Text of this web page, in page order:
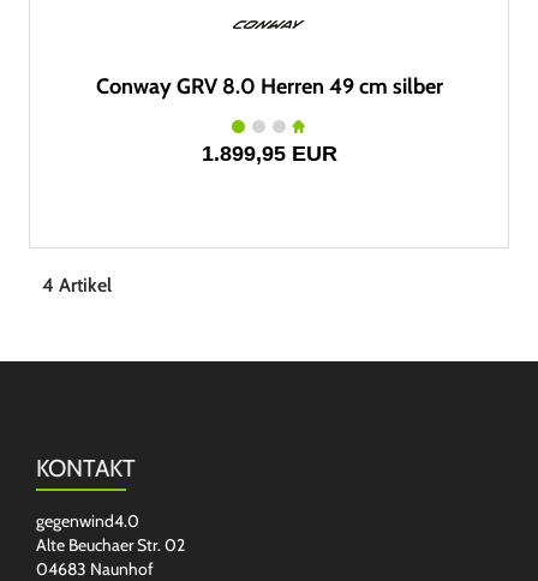
Conway GRV 8.0 Herren 49 cm silber
1.899,95 EUR
4 Artikel
KONTAKT
gegenwind4.0
Alte Beuchaer Str. 02
04683 Naunhof